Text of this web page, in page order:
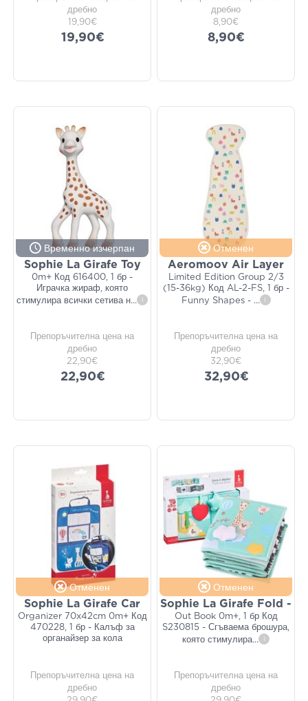
дребно
19,90€
19,90€
дребно
8,90€
8,90€
Временно изчерпан
Sophie La Girafe Toy
0m+ Код 616400, 1 бр -
Играчка жираф, която
стимулира всички сетива н... i
Препоръчителна цена на
дребно
22,90€
22,90€
Отменен
Aeromoov Air Layer
Limited Edition Group 2/3
(15-36kg) Код AL-2-FS, 1 бр -
Funny Shapes - ... i
Препоръчителна цена на
дребно
32,90€
32,90€
Отменен
Sophie La Girafe Car
Organizer 70x42cm 0m+ Код
470228, 1 бр - Калъф за
органайзер за кола
Препоръчителна цена на
дребно
Отменен
Sophie La Girafe Fold -
Out Book 0m+, 1 бр Код
S230815 - Сгъваема брошура,
която стимулира... i
Препоръчителна цена на
дребно